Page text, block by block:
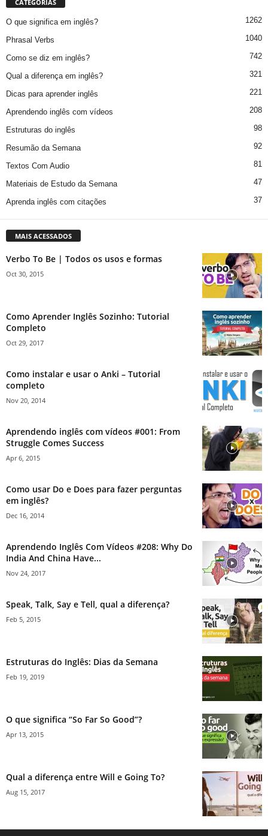
CATEGORIAS
O que significa em inglês? 1262
Phrasal Verbs 1040
Como se diz em inglês? 742
Qual a diferença em inglês? 321
Dicas para aprender inglês 221
Aprendendo inglês com vídeos 208
Estruturas do inglês 98
Resumão da Semana 92
Textos Com Audio 81
Materiais de Estudo da Semana 47
Aprenda inglês com citações 37
MAIS ACESSADOS
Verbo To Be | Todos os usos e formas
Oct 30, 2015
Como Aprender Inglês Sozinho: Tutorial
Completo
Oct 29, 2017
Como instalar e usar o Anki – Tutorial
completo
Nov 20, 2014
Aprendendo inglês com vídeos #001: From
Struggle Comes Success
Apr 6, 2015
Como usar Do e Does para fazer perguntas
em inglês?
Dec 16, 2014
Aprendendo Inglês Com Vídeos #208: Why Do
India And China Have...
Nov 24, 2017
Speak, Talk, Say e Tell, qual a diferença?
Feb 5, 2015
Estruturas do Inglês: Dias da Semana
Feb 19, 2019
O que significa “So Far So Good”?
Apr 13, 2015
Qual a diferença entre Will e Going To?
Aug 15, 2017